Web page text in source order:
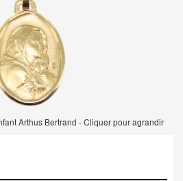
Arthus Bertrand - Cliquer pour agrandir